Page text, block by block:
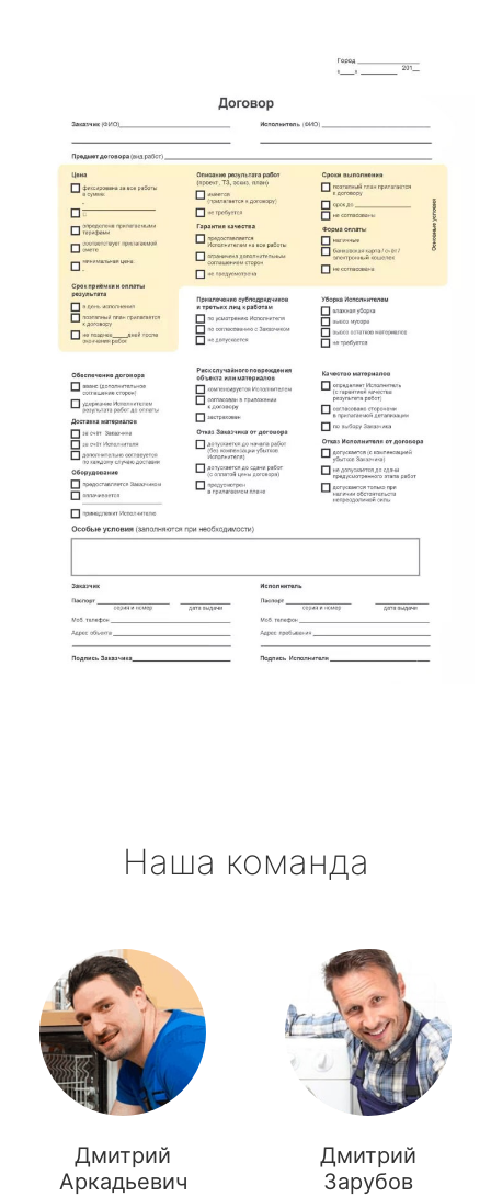
Наша команда
Дмитрий
Аркадьевич
Дмитрий
Зарубов